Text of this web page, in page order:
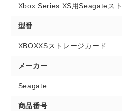
Xbox Series XS用Seagateス
型番
XBOXXSストレージカード
メーカー
Seagate
商品番号